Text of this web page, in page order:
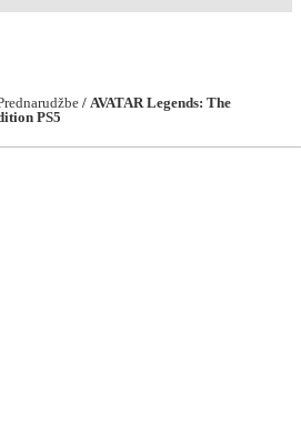
/ AVATAR Legends: The
PS5